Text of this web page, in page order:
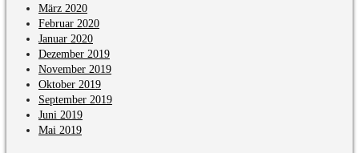
März 2020
Februar 2020
Januar 2020
Dezember 2019
November 2019
Oktober 2019
September 2019
Juni 2019
Mai 2019